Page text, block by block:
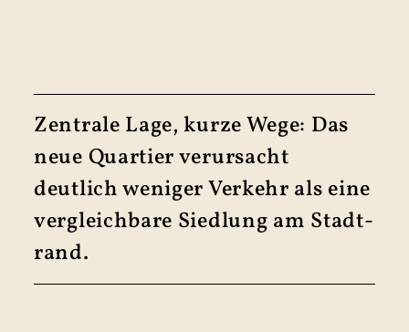
Zentrale Lage, kurze Wege: Das
neue Quar­tier verur­sacht
deutlich weniger Verkehr als eine
vergleich­bare Sied­lung am Stadt­
rand.